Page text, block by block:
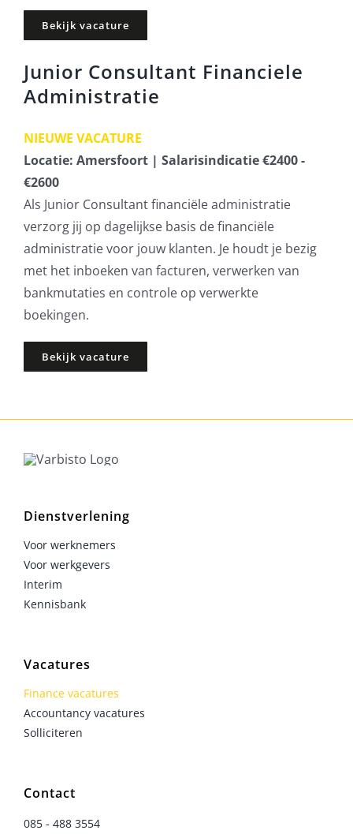
Bekijk vacature
Junior Consultant Financiele
Administratie
NIEUWE VACATURE
Locatie: Amersfoort | Salarisindicatie €2400 -
€2600
Als Junior Consultant financiële administratie
verzorg jij op dagelijkse basis de financiële
administratie voor jouw klanten. Je houdt je bezig
met het inboeken van facturen, verwerken van
bankmutaties en controle op verwerkte
boekingen.
Bekijk vacature
Dienstverlening
Voor werknemers
Voor werkgevers
Interim
Kennisbank
Vacatures
Finance vacatures
Accountancy vacatures
Solliciteren
Contact
085 - 488 3554